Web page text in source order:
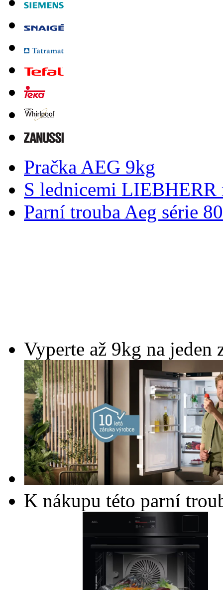
Pračka AEG 9kg
S lednicemi
Parní trouba Aeg série
Vyperte až 9kg na jeden
K nákupu této parní